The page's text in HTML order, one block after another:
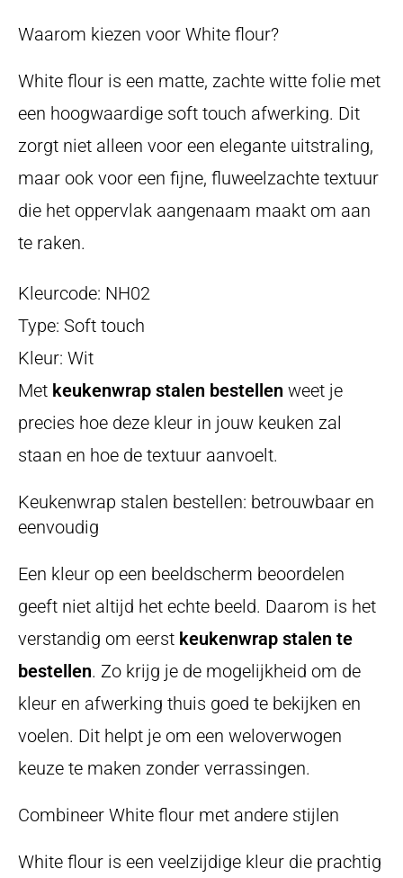
Waarom kiezen voor White flour?
White flour is een matte, zachte witte folie met
een hoogwaardige soft touch afwerking. Dit
zorgt niet alleen voor een elegante uitstraling,
maar ook voor een fijne, fluweelzachte textuur
die het oppervlak aangenaam maakt om aan
te raken.
Kleurcode: NH02
Type: Soft touch
Kleur: Wit
Met keukenwrap stalen bestellen weet je
precies hoe deze kleur in jouw keuken zal
staan en hoe de textuur aanvoelt.
Keukenwrap stalen bestellen: betrouwbaar en
eenvoudig
Een kleur op een beeldscherm beoordelen
geeft niet altijd het echte beeld. Daarom is het
verstandig om eerst keukenwrap stalen te
bestellen. Zo krijg je de mogelijkheid om de
kleur en afwerking thuis goed te bekijken en
voelen. Dit helpt je om een weloverwogen
keuze te maken zonder verrassingen.
Combineer White flour met andere stijlen
White flour is een veelzijdige kleur die prachtig